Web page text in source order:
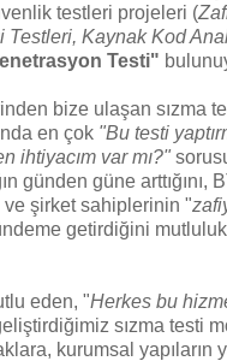
testleri projeleri (
Testleri, Kaynak Kod
Testi"
bize ulaşan sızma
en çok "Bu testi
ihtiyacım var mı?"
günden güne arttığını,
ve şirket sahiplerinin "
getirdiğini
eden, "Herkes bu
sızma testi
kurumsal yapıların